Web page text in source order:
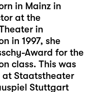
in Mainz in
at the
in
in 1997, she
Award for the
class. This was
Staatstheater
Stuttgart